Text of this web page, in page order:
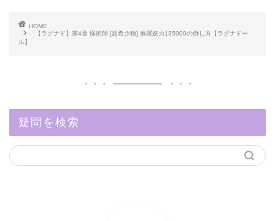
HOME
【ラグナド】第4章 怪術師 [超希少種] 推奨妖力135000の倒し方【ラグナドー
ル】
疑問を検索